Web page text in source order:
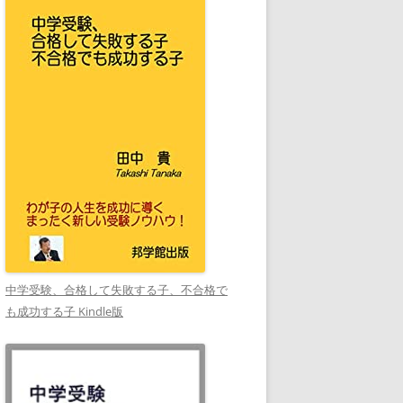
中学受験、合格して失敗する子、不合格で
も成功する子 Kindle版